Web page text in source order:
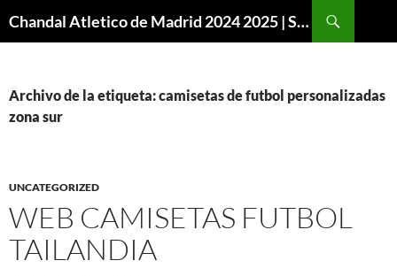
Chandal Atletico de Madrid 2024 2025 | SuperVigo
Archivo de la etiqueta: camisetas de futbol personalizadas
zona sur
UNCATEGORIZED
WEB CAMISETAS FUTBOL
TAILANDIA